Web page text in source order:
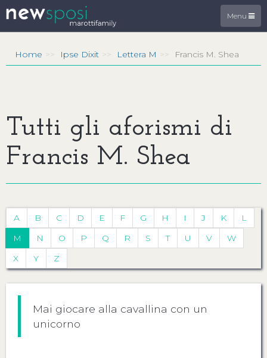
Menu
Home Ipse Dixit Lettera M Francis M. Shea
Tutti gli aforismi di
Francis M. Shea
A B C D E F G H I J K
L
M
N O P Q R S T U V
W
X
Y Z
Mai giocare alla cavallina con un
unicorno